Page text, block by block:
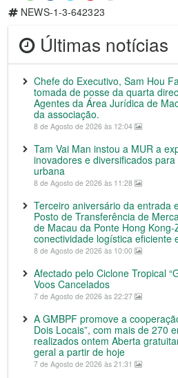
NEWS-1-3-642323
Últimas notícias
Chefe do Executivo, Sam Hou
tomada de posse da quarta
Agentes da Área Jurídica de
da associação.
8 de Agosto de 2026 às 12:04
Tam Vai Man instou a MUR a
inovadores e diversificados
urbana
8 de Agosto de 2026 às 11:28
Terceiro aniversário da entrada
Posto de Transferência de
de Macau da Ponte Hong
conectividade logística eficiente
8 de Agosto de 2026 às 10:00
Afectado pelo Ciclone Tropical
Voos Cancelados
7 de Agosto de 2026 às 22:27
A GMBPF promove a
Dois Locais”, com mais de 270
realizados ontem Aberta
geral a partir de hoje
7 de Agosto de 2026 às 21:31